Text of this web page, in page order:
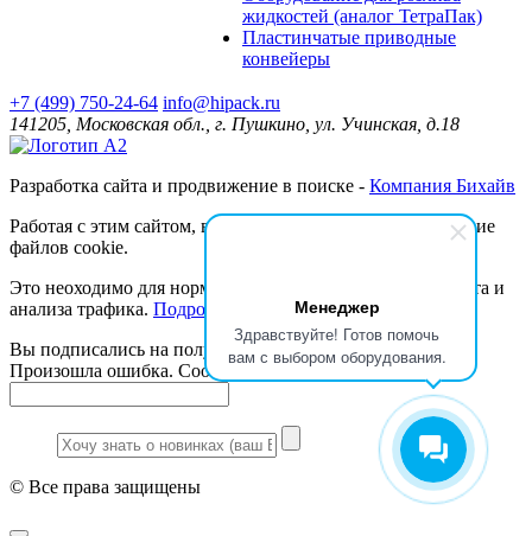
Менеджер
Здравствуйте! Готов помочь
вам с выбором оборудования.
жидкостей (аналог ТетраПак)
Пластинчатые приводные
конвейеры
+7 (499) 750-24-64 info@hipack.ru
141205, Московская обл., г. Пушкино, ул. Учинская, д.18
Разработка сайта и продвижение в поиске - Компания Бихайв
Работая с этим сайтом, вы даёте согласие на использование
файлов cookie.
Это неоходимо для нормального функционирования сайта и
анализа трафика. Подробнее.
Вы подписались на получение новостей
Произошла ошибка. Сообщение не отправлено.
© Все права защищены